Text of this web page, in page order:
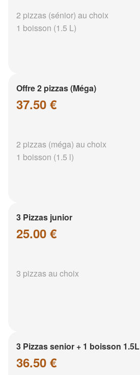
2 pizzas (sénior) au choix
1 boisson (1.5 L)
Offre 2 pizzas (Méga)
37.50 €
2 pizzas (méga) au choix
1 boisson (1.5 l)
3 Pizzas junior
25.00 €
3 pizzas au choix
3 Pizzas senior + 1 boisson 1.5L
36.50 €